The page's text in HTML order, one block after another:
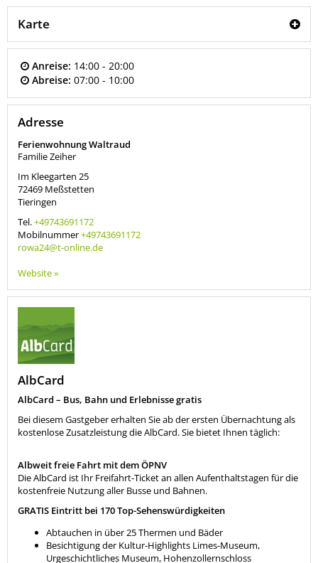
Karte
Anreise: 14:00 - 20:00
Abreise: 07:00 - 10:00
Adresse
Ferienwohnung Waltraud
Familie Zeiher
Im Kleegarten 25
72469 Meßstetten
Tieringen
Tel.+49743691172
Mobilnummer+49743691172
rowa24@t-online.de
Website »
AlbCard
AlbCard – Bus, Bahn und Erlebnisse gratis
Bei diesem Gastgeber erhalten Sie ab der ersten Übernachtung als
kostenlose Zusatzleistung die AlbCard. Sie bietet Ihnen täglich:
Albweit freie Fahrt mit dem ÖPNV
Die AlbCard ist Ihr Freifahrt-Ticket an allen Aufenthaltstagen für die
kostenfreie Nutzung aller Busse und Bahnen.
GRATIS Eintritt bei 170 Top-Sehenswürdigkeiten
Abtauchen in über 25 Thermen und Bäder
Besichtigung der Kultur-Highlights Limes-Museum,
Urgeschichtliches Museum, Hohenzollernschloss